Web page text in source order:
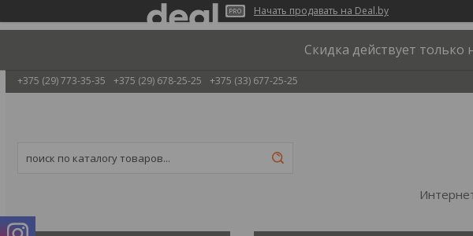
Начать продавать на Deal.by
Скидка действует только
+375 (29) 773-35-35 +375 (29) 678-25-25 +375 (33) 677-25-25